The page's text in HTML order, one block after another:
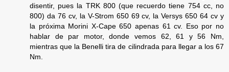
disentir, pues la TRK 800 (que recuerdo tiene 754 cc, no
800) da 76 cv, la V-Strom 650 69 cv, la Versys 650 64 cv y
la próxima Morini X-Cape 650 apenas 61 cv. Eso por no
hablar de par motor, donde vemos 62, 61 y 56 Nm,
mientras que la Benelli tira de cilindrada para llegar a los 67
Nm.